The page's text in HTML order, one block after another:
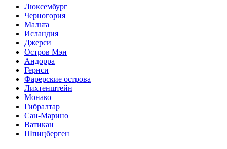
Люксембург
Черногория
Мальта
Исландия
Джерси
Остров Мэн
Андорра
Гернси
Фарерские острова
Лихтенштейн
Монако
Гибралтар
Сан-Марино
Ватикан
Шпицберген